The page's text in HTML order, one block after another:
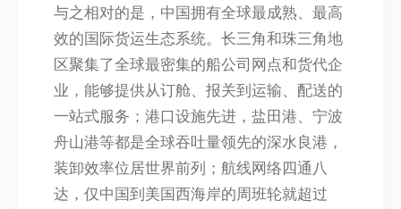
与之相对的是，中国拥有全球最成熟、最高
效的国际货运生态系统。长三角和珠三角地
区聚集了全球最密集的船公司网点和货代企
业，能够提供从订舱、报关到运输、配送的
一站式服务；港口设施先进，盐田港、宁波
舟山港等都是全球吞吐量领先的深水良港，
装卸效率位居世界前列；航线网络四通八
达，仅中国到美国西海岸的周班轮就超过